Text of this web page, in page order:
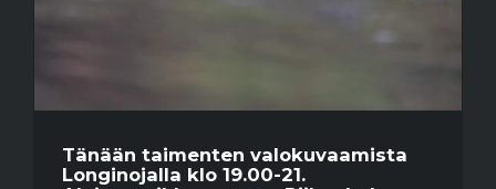
Tänään taimenten valokuvaamista
Longinojalla klo 19.00-21.